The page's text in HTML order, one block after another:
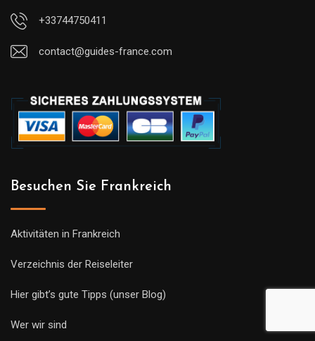
+33744750411
contact@guides-france.com
Besuchen Sie Frankreich
Aktivitäten in Frankreich
Verzeichnis der Reiseleiter
Hier gibt’s gute Tipps (unser Blog)
Wer wir sind